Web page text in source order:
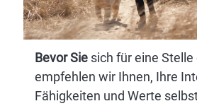
Bevor Siesich für eine Stelle
empfehlen wir Ihnen, Ihre
Fähigkeiten und Werte